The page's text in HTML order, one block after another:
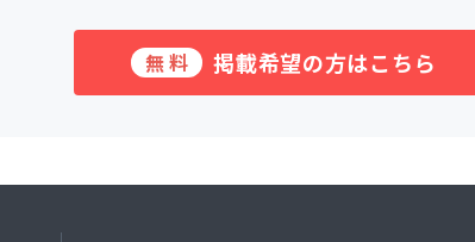
無料 掲載希望の方はこちら